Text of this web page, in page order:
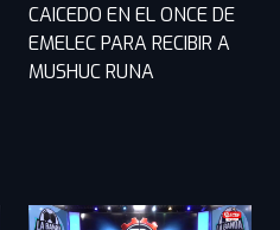
CAICEDO EN EL ONCE DE
EMELEC PARA RECIBIR A
MUSHUC RUNA